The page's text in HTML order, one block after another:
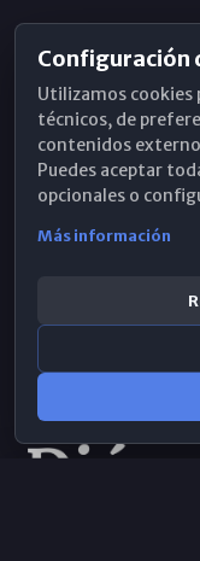
Horarios de Misa
Hemeroteca
WhatsApp
Configuración
Utilizamos cookies
técnicos, de
contenidos
Puedes aceptar
opcionales o
Más información